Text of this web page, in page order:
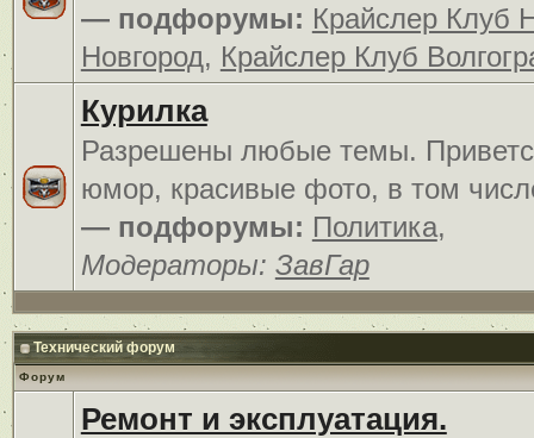
— подфорумы: Крайслер Клуб
Новгород, Крайслер Клуб
Курилка
Разрешены любые темы.
юмор, красивые фото, в том
— подфорумы: Политика,
Модераторы: ЗавГар
Технический форум
Форум
Ремонт и эксплуатация.